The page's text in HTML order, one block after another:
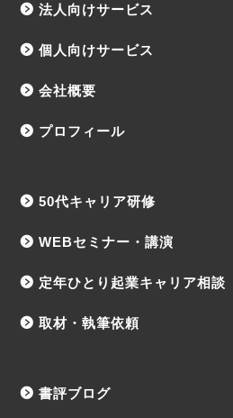
法人向けサービス
個人向けサービス
会社概要
プロフィール
50代キャリア研修
WEBセミナー・講演
定年ひとり起業キャリア相談
取材・執筆依頼
書評ブログ